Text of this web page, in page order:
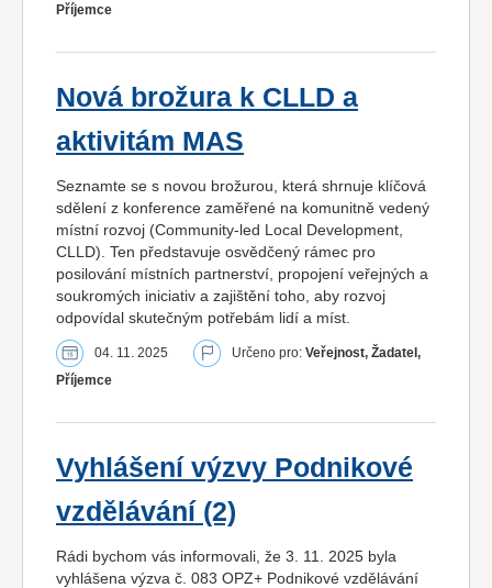
Příjemce
Nová brožura k CLLD a
aktivitám MAS
Seznamte se s novou brožurou, která shrnuje klíčová
sdělení z konference zaměřené na komunitně vedený
místní rozvoj (Community-led Local Development,
CLLD). Ten představuje osvědčený rámec pro
posilování místních partnerství, propojení veřejných a
soukromých iniciativ a zajištění toho, aby rozvoj
odpovídal skutečným potřebám lidí a míst.
04. 11. 2025 Určeno pro: Veřejnost, Žadatel,
Příjemce
Vyhlášení výzvy Podnikové
vzdělávání (2)
Rádi bychom vás informovali, že 3. 11. 2025 byla
vyhlášena výzva č. 083 OPZ+ Podnikové vzdělávání